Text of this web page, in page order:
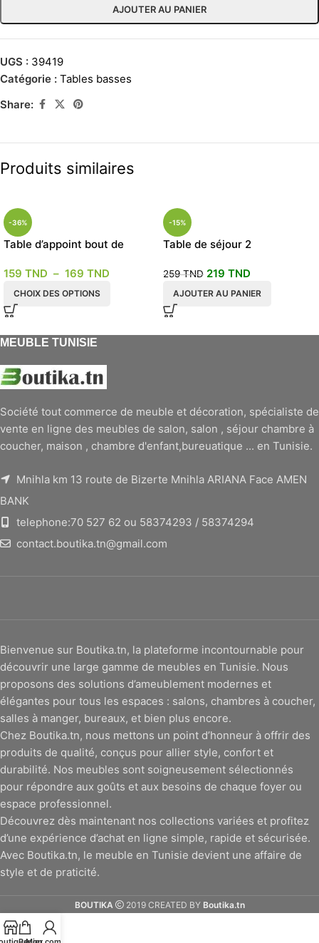
AJOUTER AU PANIER
UGS : 39419
Catégorie : Tables basses
Share:
Produits similaires
-36%
Table d’appoint bout de
159 TND – 169 TND
CHOIX DES OPTIONS
-15%
Table de séjour 2
259TND 219 TND
AJOUTER AU PANIER
MEUBLE TUNISIE
Société tout commerce de meuble et décoration, spécialiste de
vente en ligne des meubles de salon, salon , séjour chambre à
coucher, maison , chambre d'enfant,bureuatique ... en Tunisie.
Mnihla km 13 route de Bizerte Mnihla ARIANA Face AMEN
BANK
telephone:70 527 62 ou 58374293 / 58374294
contact.boutika.tn@gmail.com
Bienvenue sur Boutika.tn, la plateforme incontournable pour
découvrir une large gamme de meubles en Tunisie. Nous
proposons des solutions d’ameublement modernes et
élégantes pour tous les espaces : salons, chambres à coucher,
salles à manger, bureaux, et bien plus encore.
Chez Boutika.tn, nous mettons un point d’honneur à offrir des
produits de qualité, conçus pour allier style, confort et
durabilité. Nos meubles sont soigneusement sélectionnés
pour répondre aux goûts et aux besoins de chaque foyer ou
espace professionnel.
Découvrez dès maintenant nos collections variées et profitez
d’une expérience d’achat en ligne simple, rapide et sécurisée.
Avec Boutika.tn, le meuble en Tunisie devient une affaire de
style et de praticité.
BOUTIKA 2019 CREATED BY Boutika.tn